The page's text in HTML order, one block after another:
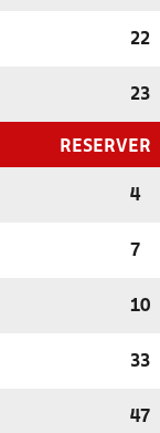
22
23
RESERVER
4
7
10
33
47